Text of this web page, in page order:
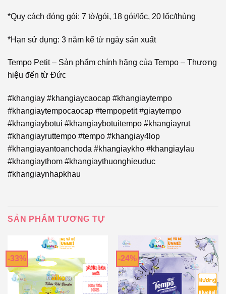
*Quy cách đóng gói: 7 tờ/gói, 18 gói/lốc, 20 lốc/thùng
*Hạn sử dụng: 3 năm kể từ ngày sản xuất
Tempo Petit – Sản phẩm chính hãng của Tempo – Thương
hiệu đến từ Đức
#khangiay #khangiaycaocap #khangiaytempo
#khangiaytempocaocap #tempopetit #giaytempo
#khangiaybotui #khangiaybotuitempo #khangiayrut
#khangiayruttempo #tempo #khangiay4lop
#khangiayantoanchoda #khangiaykho #khangiaylau
#khangiaythom #khangiaythuonghieuduc
#khangiaynhapkhau
SẢN PHẨM TƯƠNG TỰ
-33% -24%